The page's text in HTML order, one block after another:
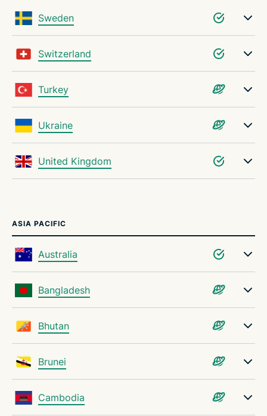
Sweden
Switzerland
Turkey
Ukraine
United Kingdom
ASIA PACIFIC
Australia
Bangladesh
Bhutan
Brunei
Cambodia